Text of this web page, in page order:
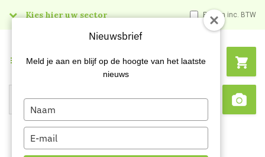
Kies hier uw sector Prijzen inc. BTW
Search
Menu
Nieuwsbrief
Meld je aan en blijf op de hoogte van het laatste
nieuws
Type
your
name
Type
your